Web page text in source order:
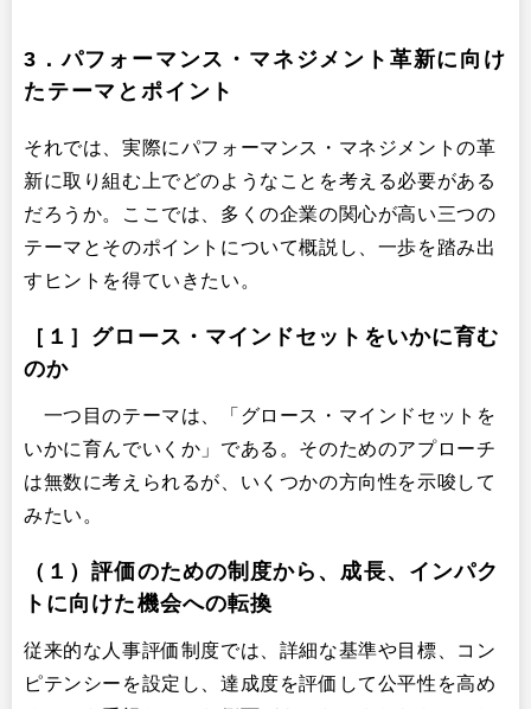
3．パフォーマンス・マネジメント革新に向け
たテーマとポイント
それでは、実際にパフォーマンス・マネジメントの革
新に取り組む上でどのようなことを考える必要がある
だろうか。ここでは、多くの企業の関心が高い三つの
テーマとそのポイントについて概説し、一歩を踏み出
すヒントを得ていきたい。
［１］グロース・マインドセットをいかに育む
のか
一つ目のテーマは、「グロース・マインドセットを
いかに育んでいくか」である。そのためのアプローチ
は無数に考えられるが、いくつかの方向性を示唆して
みたい。
（１）評価のための制度から、成長、インパク
トに向けた機会への転換
従来的な人事評価制度では、詳細な基準や目標、コン
ピテンシーを設定し、達成度を評価して公平性を高め